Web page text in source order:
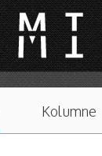
Kolumne